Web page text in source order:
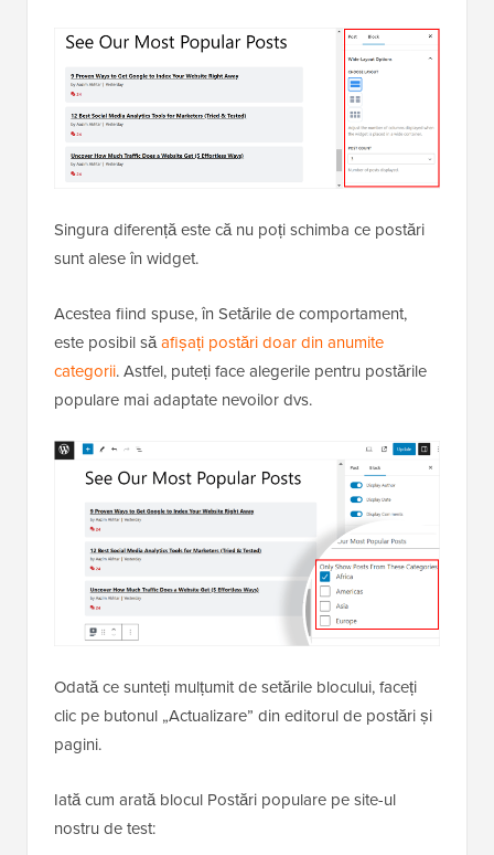
Singura diferență este că nu poți schimba ce postări
sunt alese în widget.
Acestea fiind spuse, în Setările de comportament,
este posibil săafișați postări doar din anumite
categorii. Astfel, puteți face alegerile pentru postările
populare mai adaptate nevoilor dvs.
Odată ce sunteți mulțumit de setările blocului, faceți
clic pe butonul „Actualizare” din editorul de postări și
pagini.
Iată cum arată blocul Postări populare pe site-ul
nostru de test: